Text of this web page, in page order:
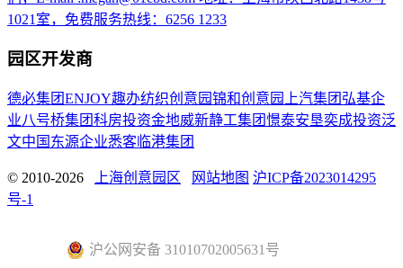
1021室，免费服务热线：6256 1233
园区开发商
德必集团ENJOY趣办纺织创意园锦和创意园 上汽集团 弘基企
业八号桥集团科房投资金地威新静工集团憬泰安垦奕成投资泛
文中国 东源企业悉客 临港集团
© 2010-2026 上海创意园区 网站地图 沪ICP备2023014295
号-1
沪公网安备 31010702005631号